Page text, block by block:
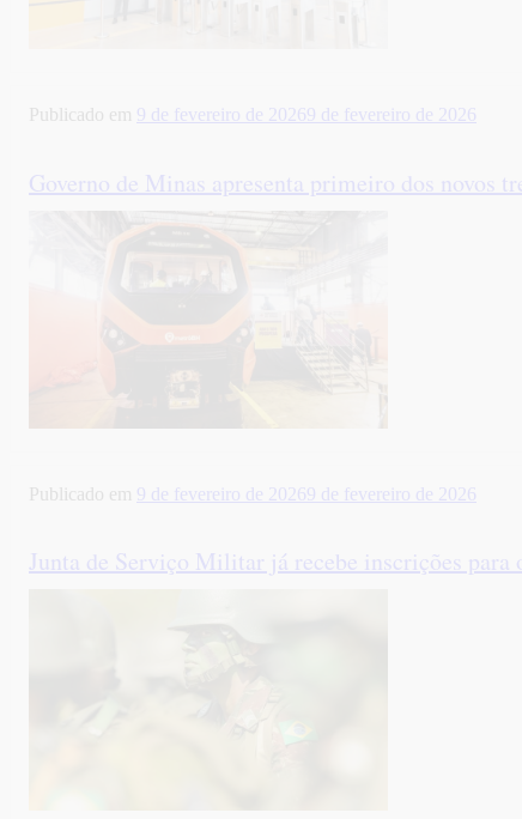
Publicado em 9 de fevereiro de 20269 de fevereiro de 2026
Governo de Minas apresenta primeiro dos novos
Publicado em 9 de fevereiro de 20269 de fevereiro de 2026
Junta de Serviço Militar já recebe inscrições